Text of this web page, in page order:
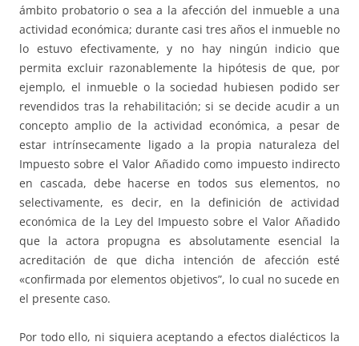
ámbito probatorio o sea a la afección del inmueble a una
actividad económica; durante casi tres años el inmueble no
lo estuvo efectivamente, y no hay ningún indicio que
permita excluir razonablemente la hipótesis de que, por
ejemplo, el inmueble o la sociedad hubiesen podido ser
revendidos tras la rehabilitación; si se decide acudir a un
concepto amplio de la actividad económica, a pesar de
estar intrínsecamente ligado a la propia naturaleza del
Impuesto sobre el Valor Añadido como impuesto indirecto
en cascada, debe hacerse en todos sus elementos, no
selectivamente, es decir, en la definición de actividad
económica de la Ley del Impuesto sobre el Valor Añadido
que la actora propugna es absolutamente esencial la
acreditación de que dicha intención de afección esté
«confirmada por elementos objetivos”, lo cual no sucede en
el presente caso.
Por todo ello, ni siquiera aceptando a efectos dialécticos la